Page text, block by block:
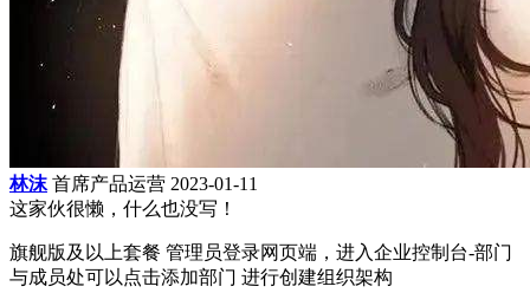
林沫 首席产品运营 2023-01-11
这家伙很懒，什么也没写！
旗舰版及以上套餐 管理员登录网页端，进入企业控制台-部门
与成员处可以点击添加部门 进行创建组织架构